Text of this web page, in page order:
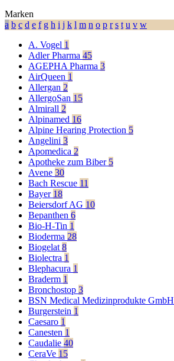
Marken
a b c d e f g h i j k l m n o p r s t u v w
A. Vogel 1
Adler Pharma 45
AGEPHA Pharma 3
AirQueen 1
Allergan 2
AllergoSan 15
Almirall 2
Alpinamed 16
Alpine Hearing Protection 5
Angelini 3
Apomedica 2
Apotheke zum Biber 5
Avene 30
Bach Rescue 11
Bayer 18
Beiersdorf AG 10
Bepanthen 6
Bio-H-Tin 1
Bioderma 28
Biogelat 8
Biolectra 1
Blephacura 1
Braderm 1
Bronchostop 3
BSN Medical Medizinprodukte GmbH
Burgerstein 1
Caesaro 1
Canesten 1
Caudalie 40
CeraVe 15